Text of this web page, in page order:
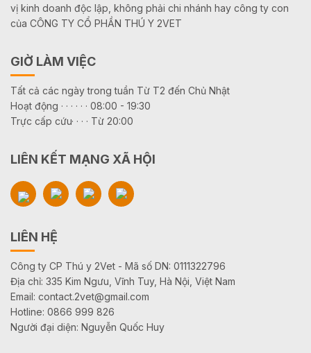
vị kinh doanh độc lập, không phải chi nhánh hay công ty con
của CÔNG TY CỔ PHẦN THÚ Y 2VET
GIỜ LÀM VIỆC
Tất cả các ngày trong tuần Từ T2 đến Chủ Nhật
Hoạt động · · · · · · 08:00 - 19:30
Trực cấp cứu· · · · Từ 20:00
LIÊN KẾT MẠNG XÃ HỘI
LIÊN HỆ
Công ty CP Thú y 2Vet - Mã số DN: 0111322796
Địa chỉ: 335 Kim Ngưu, Vĩnh Tuy, Hà Nội, Việt Nam
Email: contact.2vet@gmail.com
Hotline: 0866 999 826
Người đại diện: Nguyễn Quốc Huy